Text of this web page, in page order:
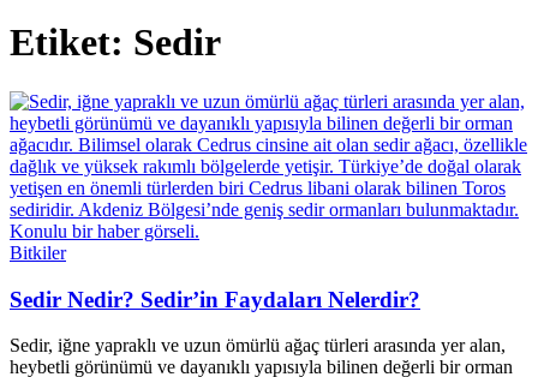
Etiket: Sedir
Bitkiler
Sedir Nedir? Sedir’in Faydaları Nelerdir?
Sedir, iğne yapraklı ve uzun ömürlü ağaç türleri arasında yer alan,
heybetli görünümü ve dayanıklı yapısıyla bilinen değerli bir orman